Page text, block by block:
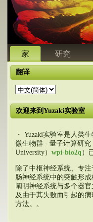
家 研究
翻译
欢迎来到Yuzaki实验室
・ Yuzaki实验室是人类
微生物群 - 量子计算研究
University） wpi-bio2q ）
除了中枢神经系统、专
肠神经系统中的突触形
阐明神经系统与多个器
及由于其失败而引起的
方法。。